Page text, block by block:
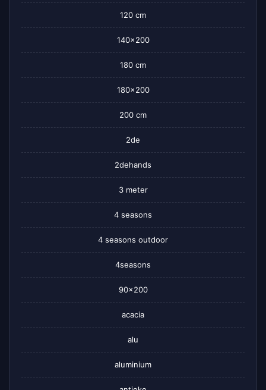
120 cm
140×200
180 cm
180×200
200 cm
2de
2dehands
3 meter
4 seasons
4 seasons outdoor
4seasons
90×200
acacia
alu
aluminium